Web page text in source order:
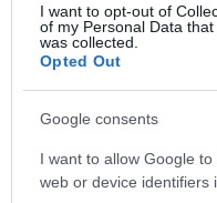
I want to opt-out of
of my Personal Data
was collected.
Opted Out
Google consents
I want to allow Google
web or device identifiers